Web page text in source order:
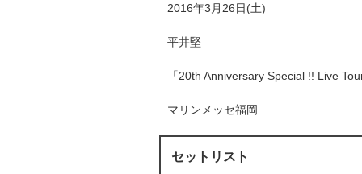
2016年3月26日(土)
平井堅
「20th Anniversary Special !! Live
マリンメッセ福岡
セットリスト